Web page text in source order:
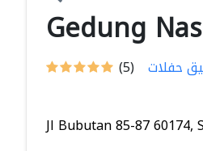
Gedung
(5) حفلات
Jl Bubutan 85-87 60174,